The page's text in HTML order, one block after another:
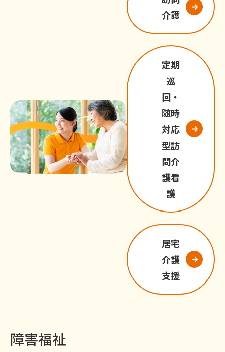
介護
定期
巡
回・
随時
対応
型訪
問介
護看
護
居宅
介護
支援
障害福祉